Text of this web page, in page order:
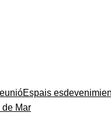
Espais
de Mar